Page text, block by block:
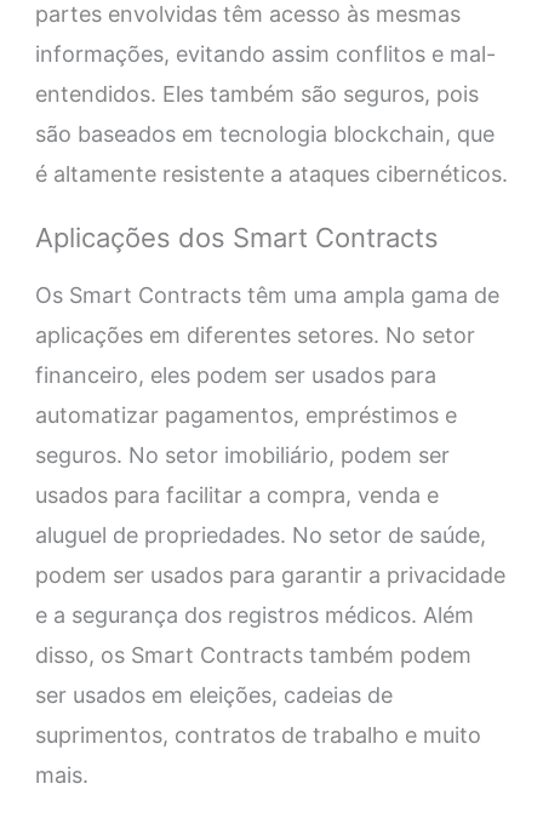
partes envolvidas têm acesso às mesmas
informações, evitando assim conflitos e mal-
entendidos. Eles também são seguros, pois
são baseados em tecnologia blockchain, que
é altamente resistente a ataques cibernéticos.
Aplicações dos Smart Contracts
Os Smart Contracts têm uma ampla gama de
aplicações em diferentes setores. No setor
financeiro, eles podem ser usados para
automatizar pagamentos, empréstimos e
seguros. No setor imobiliário, podem ser
usados para facilitar a compra, venda e
aluguel de propriedades. No setor de saúde,
podem ser usados para garantir a privacidade
e a segurança dos registros médicos. Além
disso, os Smart Contracts também podem
ser usados em eleições, cadeias de
suprimentos, contratos de trabalho e muito
mais.